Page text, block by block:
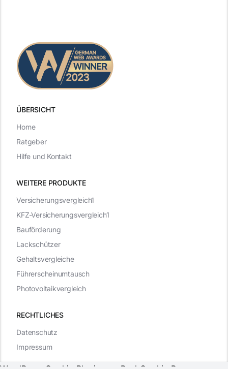
ÜBERSICHT
WEITERE PRODUKTE
RECHTLICHES
Datenschutz
Impressum
Versicherungsvergleich1
KFZ-Versicherungsvergleich1
Bauförderung
Lackschützer
Gehaltsvergleiche
Führerscheinumtausch
Photovoltaikvergleich
Home
Ratgeber
Hilfe und Kontakt